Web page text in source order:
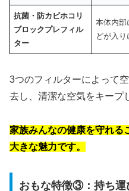
抗菌・防カビホコリ
ブロックプレフィル
ター
本体内部
どが入り
3つのフィルターによって
去し、清潔な空気をキープ
家族みんなの健康を守れる
大きな魅力です。
おもな特徴③：持ち運